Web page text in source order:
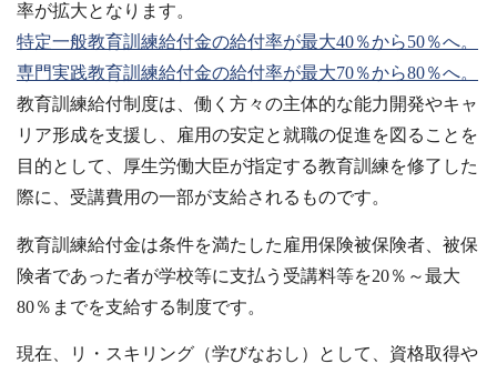
率が拡大となります。
特定一般教育訓練給付金の給付率が最大40％から50％へ。
専門実践教育訓練給付金の給付率が最大70％から80％へ。
教育訓練給付制度は、働く方々の主体的な能力開発やキャ
リア形成を支援し、雇用の安定と就職の促進を図ることを
目的として、厚生労働大臣が指定する教育訓練を修了した
際に、受講費用の一部が支給されるものです。
教育訓練給付金は条件を満たした雇用保険被保険者、被保
険者であった者が学校等に支払う受講料等を20％～最大
80％までを支給する制度です。
現在、リ・スキリング（学びなおし）として、資格取得や